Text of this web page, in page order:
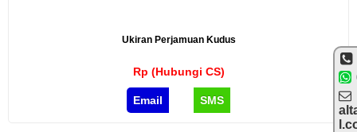
Ukiran Perjamuan Kudus
Rp (Hubungi CS)
Email SMS